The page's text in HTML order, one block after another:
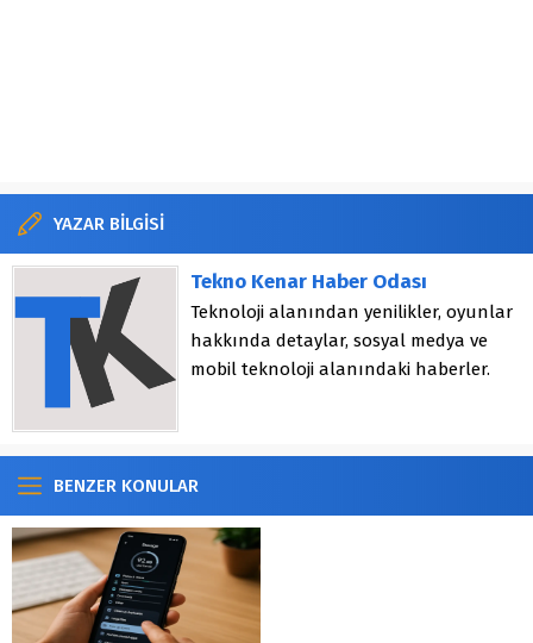
YAZAR BİLGİSİ
Tekno Kenar Haber Odası
Teknoloji alanından yenilikler, oyunlar
hakkında detaylar, sosyal medya ve
mobil teknoloji alanındaki haberler.
BENZER KONULAR